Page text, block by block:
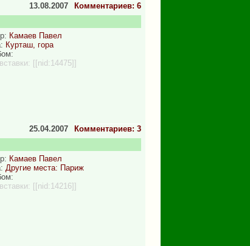
Комментариев: 6
13.08.2007
Камаев Павел
Курташ, гора
[[nid:14475]]
Комментариев: 3
25.04.2007
Камаев Павел
Другие места: Париж
[[nid:14216]]